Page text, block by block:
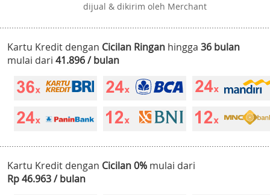
dijual & dikirim oleh Merchant
Kartu Kredit dengan Cicilan Ringan hingga 36 bulan
mulai dari 41.896 / bulan
Kartu Kredit dengan Cicilan 0% mulai dari
Rp 46.963 / bulan